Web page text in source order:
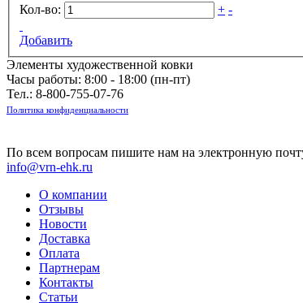
Кол-во: + -
Добавить
Элементы художественной ковки
Часы работы: 8:00 - 18:00 (пн-пт)
Тел.: 8-800-755-07-76
Политика конфиденциальности
По всем вопросам пишите нам на электронную
info@vrn-ehk.ru
О компании
Отзывы
Новости
Доставка
Оплата
Партнерам
Контакты
Статьи